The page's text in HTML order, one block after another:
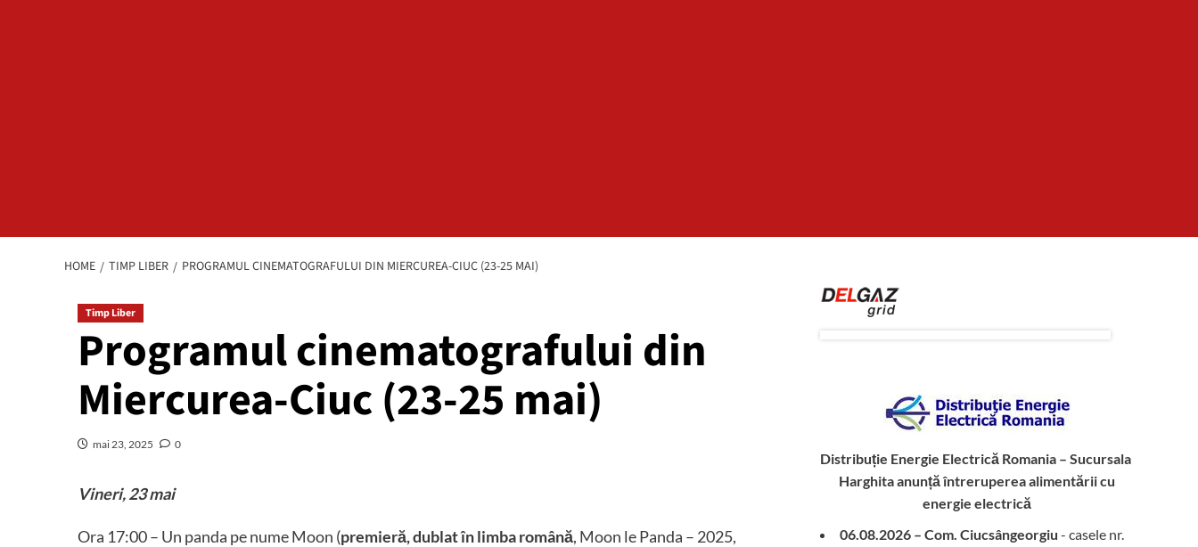
HOME TIMP LIBER PROGRAMUL CINEMATOGRAFULUI DIN MIERCUREA-CIUC (23-25 MAI)
Timp Liber
Programul cinematografului din
Miercurea-Ciuc (23-25 mai)
mai 23, 2025 0
Vineri, 23 mai
Ora 17:00 – Un panda pe nume Moon (premieră, dublat în limba română, Moon le Panda – 2025,
Distribuție Energie Electrică Romania – Sucursala
Harghitaanunță întreruperea alimentării cu
energie electrică
06.08.2026 – Com. Ciucsângeorgiu - casele nr.